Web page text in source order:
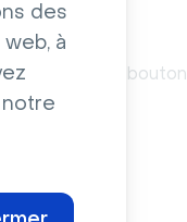
des
à
cliquant sur le bouton